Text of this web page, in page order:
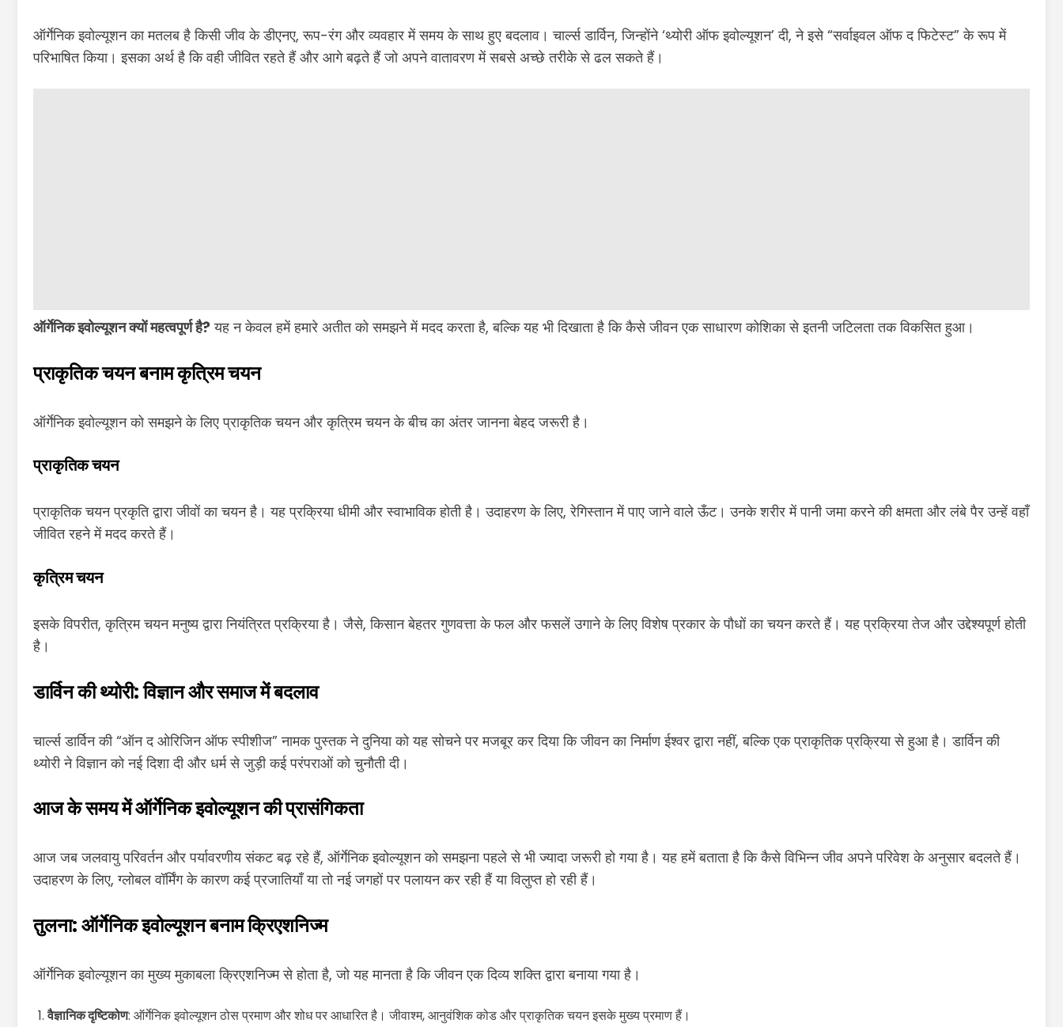
ऑर्गेनिक इवोल्यूशन का मतलब है किसी जीव के डीएनए, रूप-रंग और व्यवहार में समय के साथ हुए बदलाव। चार्ल्स डार्विन, जिन्होंने ‘थ्योरी ऑफ इवोल्यूशन’ दी, ने इसे “सर्वाइवल ऑफ द फिटेस्ट” के रूप में
परिभाषित किया। इसका अर्थ है कि वही जीवित रहते हैं और आगे बढ़ते हैं जो अपने वातावरण में सबसे अच्छे तरीके से ढल सकते हैं।
ऑर्गेनिक इवोल्यूशन क्यों महत्वपूर्ण है? यह न केवल हमें हमारे अतीत को समझने में मदद करता है, बल्कि यह भी दिखाता है कि कैसे जीवन एक साधारण कोशिका से इतनी जटिलता तक विकसित हुआ।
प्राकृतिक चयन बनाम कृत्रिम चयन
ऑर्गेनिक इवोल्यूशन को समझने के लिए प्राकृतिक चयन और कृत्रिम चयन के बीच का अंतर जानना बेहद जरूरी है।
प्राकृतिक चयन
प्राकृतिक चयन प्रकृति द्वारा जीवों का चयन है। यह प्रक्रिया धीमी और स्वाभाविक होती है। उदाहरण के लिए, रेगिस्तान में पाए जाने वाले ऊँट। उनके शरीर में पानी जमा करने की क्षमता और लंबे पैर उन्हें वहाँ
जीवित रहने में मदद करते हैं।
कृत्रिम चयन
इसके विपरीत, कृत्रिम चयन मनुष्य द्वारा नियंत्रित प्रक्रिया है। जैसे, किसान बेहतर गुणवत्ता के फल और फसलें उगाने के लिए विशेष प्रकार के पौधों का चयन करते हैं। यह प्रक्रिया तेज और उद्देश्यपूर्ण होती
है।
डार्विन की थ्योरी: विज्ञान और समाज में बदलाव
चार्ल्स डार्विन की “ऑन द ओरिजिन ऑफ स्पीशीज” नामक पुस्तक ने दुनिया को यह सोचने पर मजबूर कर दिया कि जीवन का निर्माण ईश्वर द्वारा नहीं, बल्कि एक प्राकृतिक प्रक्रिया से हुआ है। डार्विन की
थ्योरी ने विज्ञान को नई दिशा दी और धर्म से जुड़ी कई परंपराओं को चुनौती दी।
आज के समय में ऑर्गेनिक इवोल्यूशन की प्रासंगिकता
आज जब जलवायु परिवर्तन और पर्यावरणीय संकट बढ़ रहे हैं, ऑर्गेनिक इवोल्यूशन को समझना पहले से भी ज्यादा जरूरी हो गया है। यह हमें बताता है कि कैसे विभिन्न जीव अपने परिवेश के अनुसार बदलते हैं।
उदाहरण के लिए, ग्लोबल वॉर्मिंग के कारण कई प्रजातियाँ या तो नई जगहों पर पलायन कर रही हैं या विलुप्त हो रही हैं।
तुलना: ऑर्गेनिक इवोल्यूशन बनाम क्रिएशनिज्म
ऑर्गेनिक इवोल्यूशन का मुख्य मुकाबला क्रिएशनिज्म से होता है, जो यह मानता है कि जीवन एक दिव्य शक्ति द्वारा बनाया गया है।
वैज्ञानिक दृष्टिकोण: ऑर्गेनिक इवोल्यूशन ठोस प्रमाण और शोध पर आधारित है। जीवाश्म, आनुवंशिक कोड और प्राकृतिक चयन इसके मुख्य प्रमाण हैं।